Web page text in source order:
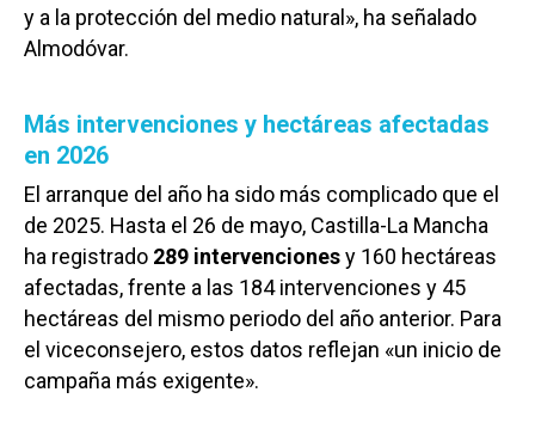
y a la protección del medio natural», ha señalado
Almodóvar.
Más intervenciones y hectáreas afectadas
en 2026
El arranque del año ha sido más complicado que el
de 2025. Hasta el 26 de mayo, Castilla-La Mancha
ha registrado 289 intervencionesy 160 hectáreas
afectadas, frente a las 184 intervenciones y 45
hectáreas del mismo periodo del año anterior. Para
el viceconsejero, estos datos reflejan «un inicio de
campaña más exigente».